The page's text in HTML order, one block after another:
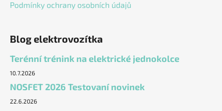
Podmínky ochrany osobních údajů
Blog elektrovozítka
Terénní trénink na elektrické jednokolce
10.7.2026
NOSFET 2026 Testovaní novinek
22.6.2026